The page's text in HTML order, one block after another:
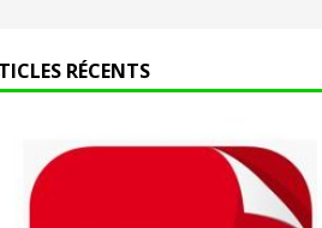
RÉCENTS